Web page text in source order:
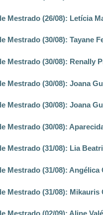
Mestrado (26/08): Letícia
Mestrado (30/08): Tayane
Mestrado (30/08): Renally
Mestrado (30/08): Joana
Mestrado (30/08): Joana
Mestrado (30/08):
Mestrado (31/08): Lia
Mestrado (31/08):
Mestrado (31/08):